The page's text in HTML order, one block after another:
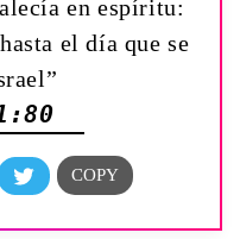
en espíritu:
el día que se